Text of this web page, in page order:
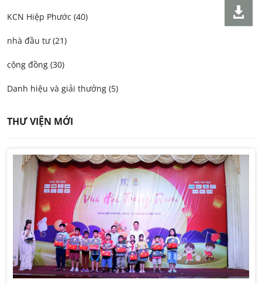
KCN Hiệp Phước (40)
nhà đầu tư (21)
cộng đồng (30)
Danh hiệu và giải thưởng (5)
THƯ VIỆN MỚI